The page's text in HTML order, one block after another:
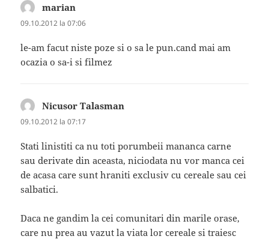
marian
09.10.2012 la 07:06
le-am facut niste poze si o sa le pun.cand mai am
ocazia o sa-i si filmez
Nicusor Talasman
09.10.2012 la 07:17
Stati linistiti ca nu toti porumbeii mananca carne
sau derivate din aceasta, niciodata nu vor manca cei
de acasa care sunt hraniti exclusiv cu cereale sau cei
salbatici.
Daca ne gandim la cei comunitari din marile orase,
care nu prea au vazut la viata lor cereale si traiesc